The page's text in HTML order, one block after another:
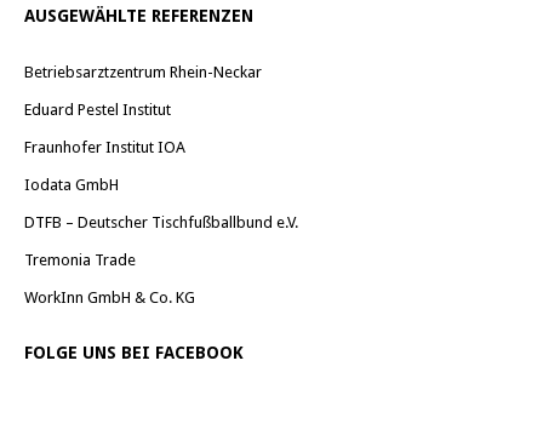
AUSGEWÄHLTE REFERENZEN
Betriebsarztzentrum Rhein-Neckar
Eduard Pestel Institut
Fraunhofer Institut IOA
Iodata GmbH
DTFB – Deutscher Tischfußballbund e.V.
Tremonia Trade
WorkInn GmbH & Co. KG
FOLGE UNS BEI FACEBOOK